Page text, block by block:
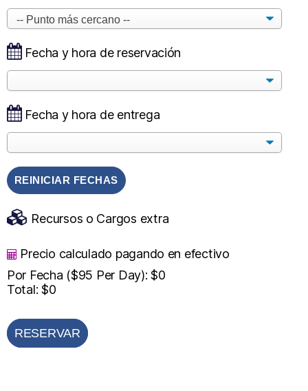
Fecha y hora de reservación
Fecha y hora de entrega
REINICIAR FECHAS
Recursos o Cargos extra
Precio calculado pagando en efectivo
Por Fecha ($95 Per Day):$0
Total:$0
RESERVAR